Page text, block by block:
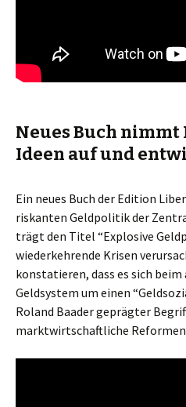
Neues Buch nimmt
Ideen auf und
Ein neues Buch der Edition
riskanten Geldpolitik der
trägt den Titel “Explosive
wiederkehrende Krisen
konstatieren, dass es sich
Geldsystem um einen
Roland Baader geprägter
marktwirtschaftliche